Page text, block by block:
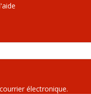
électronique.